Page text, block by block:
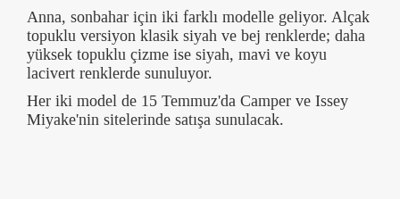
Anna, sonbahar için iki farklı modelle geliyor. Alçak
topuklu versiyon klasik siyah ve bej renklerde; daha
yüksek topuklu çizme ise siyah, mavi ve koyu
lacivert renklerde sunuluyor.
Her iki model de 15 Temmuz'da Camper ve Issey
Miyake'nin sitelerinde satışa sunulacak.